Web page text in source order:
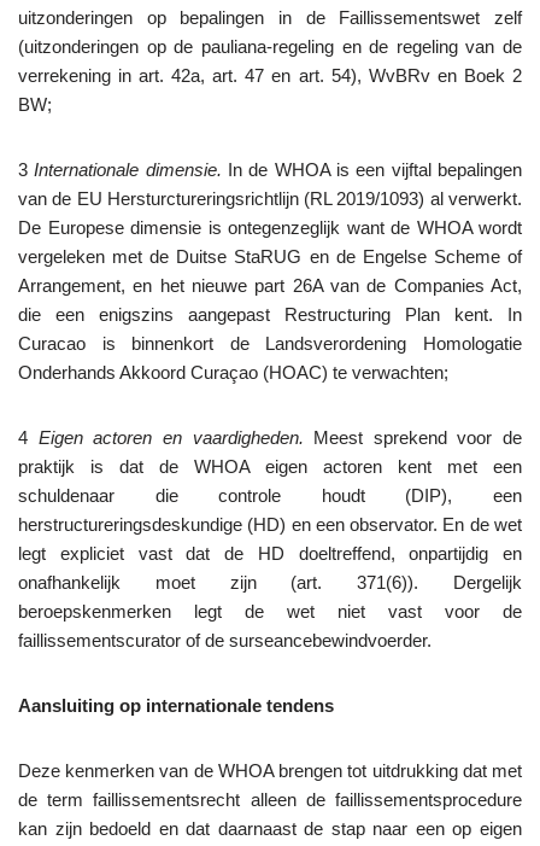
uitzonderingen op bepalingen in de Faillissementswet zelf
(uitzonderingen op de pauliana-regeling en de regeling van de
verrekening in art. 42a, art. 47 en art. 54), WvBRv en Boek 2
BW;
3Internationale dimensie. In de WHOA is een vijftal bepalingen
van de EU Hersturctureringsrichtlijn (RL 2019/1093) al verwerkt.
De Europese dimensie is ontegenzeglijk want de WHOA wordt
vergeleken met de Duitse StaRUG en de Engelse Scheme of
Arrangement, en het nieuwe part 26A van de Companies Act,
die een enigszins aangepast Restructuring Plan kent. In
Curacao is binnenkort de Landsverordening Homologatie
Onderhands Akkoord Curaçao (HOAC) te verwachten;
4 Eigen actoren en vaardigheden. Meest sprekend voor de
praktijk is dat de WHOA eigen actoren kent met een
schuldenaar die controle houdt (DIP), een
herstructureringsdeskundige (HD) en een observator. En de wet
legt expliciet vast dat de HD doeltreffend, onpartijdig en
onafhankelijk moet zijn (art. 371(6)). Dergelijk
beroepskenmerken legt de wet niet vast voor de
faillissementscurator of de surseancebewindvoerder.
Aansluiting op internationale tendens
Deze kenmerken van de WHOA brengen tot uitdrukking dat met
de term faillissementsrecht alleen de faillissementsprocedure
kan zijn bedoeld en dat daarnaast de stap naar een op eigen